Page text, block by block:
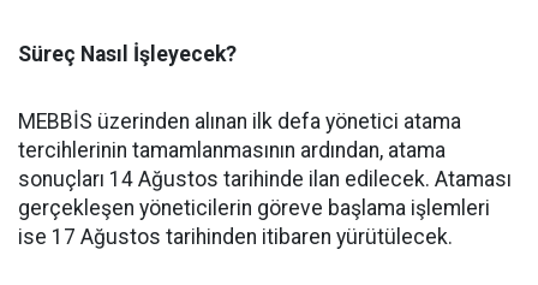
​Süreç Nasıl İşleyecek?
​MEBBİS üzerinden alınan ilk defa yönetici atama
tercihlerinin tamamlanmasının ardından, atama
sonuçları 14 Ağustos tarihinde ilan edilecek. Ataması
gerçekleşen yöneticilerin göreve başlama işlemleri
ise 17 Ağustos tarihinden itibaren yürütülecek.